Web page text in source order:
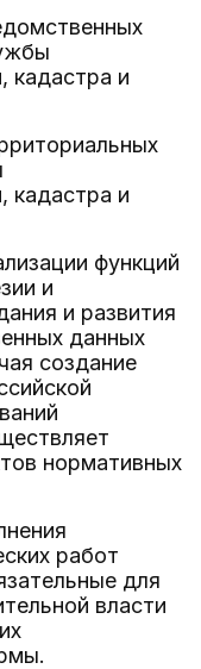
кадастра и
кадастра и
функций
и
и развития
данных
создание
нормативных
работ
для
власти